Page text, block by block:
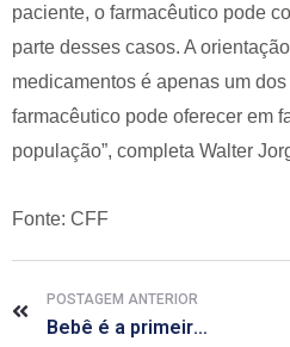
paciente, o farmacêutico pode
parte desses casos. A
medicamentos é apenas um
farmacêutico pode oferecer em
população”, completa Walter
Fonte: CFF
POSTAGEM ANTERIOR
Bebê é a primeira vítima do vírus do chicungunha na Colômbia